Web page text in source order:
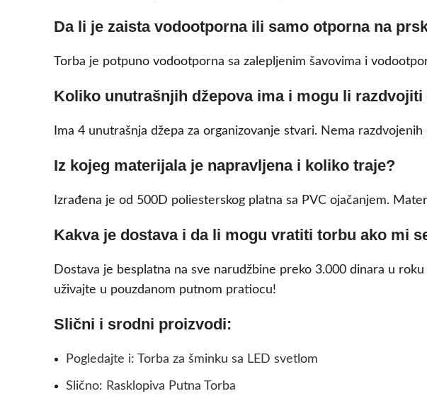
Da li je zaista vodootporna ili samo otporna na
Torba je potpuno vodootporna sa zalepljenim šavovima i
Koliko unutrašnjih džepova ima i mogu li razdvojiti
Ima 4 unutrašnja džepa za organizovanje stvari. Nema
Iz kojeg materijala je napravljena i koliko traje?
Izrađena je od 500D poliesterskog platna sa PVC ojačanjem.
Kakva je dostava i da li mogu vratiti torbu ako mi
Dostava je besplatna na sve narudžbine preko 3.000 dinara u
uživajte u pouzdanom putnom pratiocu!
Slični i srodni proizvodi:
Pogledajte i: Torba za šminku sa LED svetlom
Slično: Rasklopiva Putna Torba